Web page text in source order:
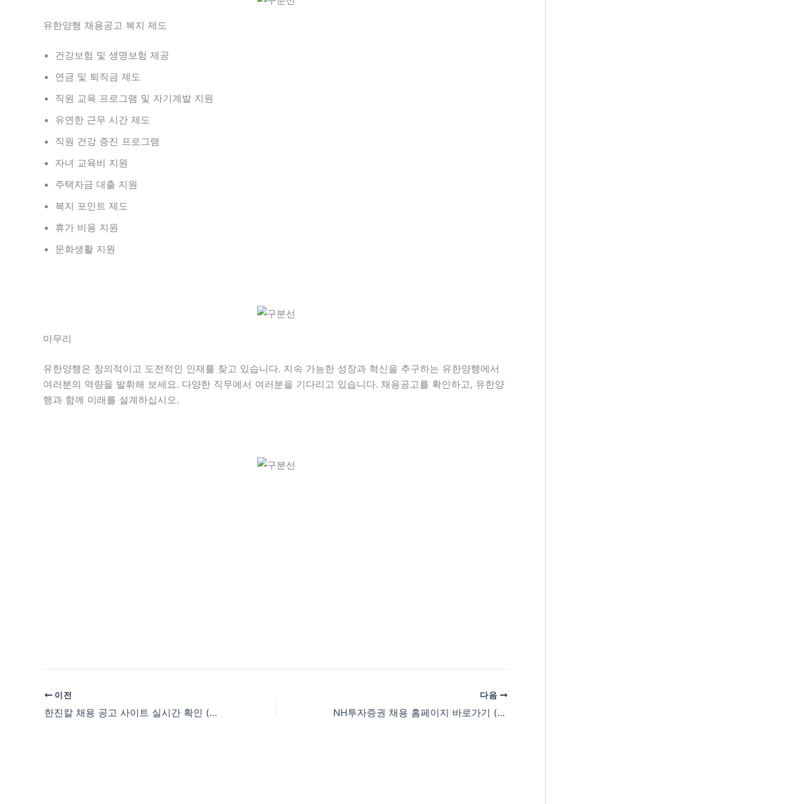
유한양행 채용공고 복지 제도
건강보험 및 생명보험 제공
연금 및 퇴직금 제도
직원 교육 프로그램 및 자기계발 지원
유연한 근무 시간 제도
직원 건강 증진 프로그램
자녀 교육비 지원
주택자금 대출 지원
복지 포인트 제도
휴가 비용 지원
문화생활 지원
마무리
유한양행은 창의적이고 도전적인 인재를 찾고 있습니다. 지속 가능한 성장과 혁신을 추구하는 유한양행에서
여러분의 역량을 발휘해 보세요. 다양한 직무에서 여러분을 기다리고 있습니다. 채용공고를 확인하고, 유한양
행과 함께 미래를 설계하십시오.
이전
한진칼 채용 공고 사이트 실시간 확인 (www.hanjinkal.co.kr/career/career-list)
다음
NH투자증권 채용 홈페이지 바로가기 (nhqv.recruiter.co.kr/career/home)